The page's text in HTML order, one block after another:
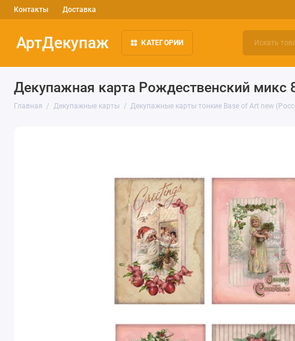
Контакты Доставка
АртДекупаж КАТЕГОРИИ
Декупажная карта Рождественский микс
Главная Декупажные карты Декупажные карты тонкие Base of Art new